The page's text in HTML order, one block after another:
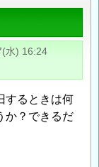
水) 16:24
するときは何
か？できるだ